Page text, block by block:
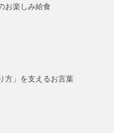
お楽しみ給食
方」を支えるお言葉